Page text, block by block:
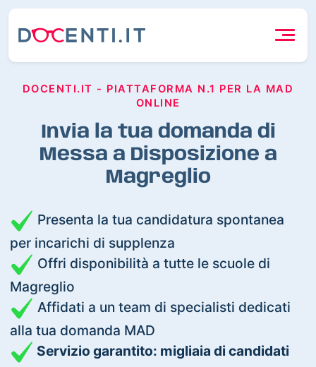
DOCENTI.IT - PIATTAFORMA N.1 PER LA MAD
ONLINE
Invia la tua domanda di
Messa a Disposizione a
Magreglio
Presenta la tua candidatura spontanea
per incarichi di supplenza
Offri disponibilità a tutte le scuole di
Magreglio
Affidati a un team di specialisti dedicati
alla tua domanda MAD
Servizio garantito: migliaia di candidati